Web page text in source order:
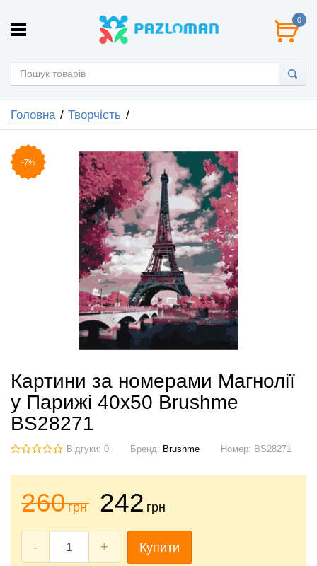
0
Головна Творчість
-7%
Картини за номерами Магнолії
у Парижі 40x50 Brushme
BS28271
Відгуки: 0 Бренд: Brushme Номер: BS28271
260грн 242 грн
- + Купити